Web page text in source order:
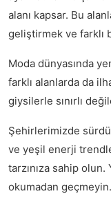
alanı kapsar. Bu
geliştirmek ve farklı
Moda dünyasında
farklı alanlarda da
giysilerle sınırlı
Şehirlerimizde
ve yeşil enerji
tarzınıza sahip olun.
okumadan geçmeyin.